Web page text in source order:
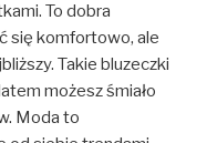
To dobra
się komfortowo, ale
Takie bluzeczki
możesz śmiało
Moda to